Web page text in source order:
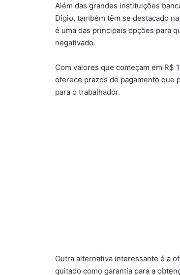
Além das grandes instituições
Digio, também têm se destacado
é uma das principais opções para
negativado.
Com valores que começam em R$
oferece prazos de pagamento que
para o trabalhador.
Outra alternativa interessante é a
quitado como garantia para a